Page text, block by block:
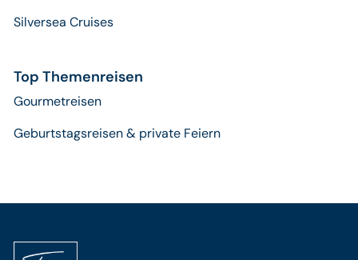
Silversea Cruises
Top Themenreisen
Gourmetreisen
Geburtstagsreisen & private Feiern